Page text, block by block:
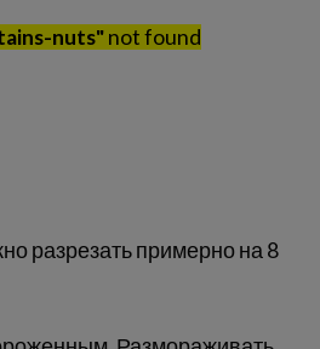
nuts"not found
разрезать примерно на 8